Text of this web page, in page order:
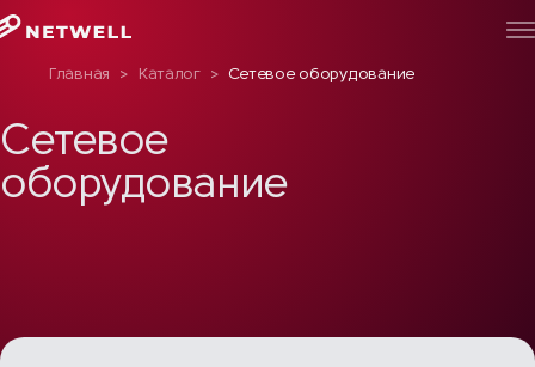
Главная > Каталог > Сетевое оборудование
Сетевое
оборудование